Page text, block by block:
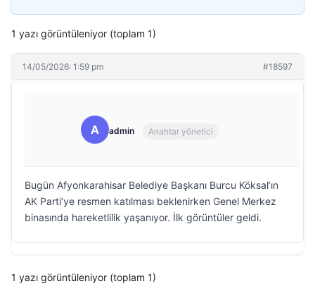
1 yazı görüntüleniyor (toplam 1)
14/05/2026: 1:59 pm #18597
A admin Anahtar yönetici
Bugün Afyonkarahisar Belediye Başkanı Burcu Köksal’ın
AK Parti’ye resmen katılması beklenirken Genel Merkez
binasında hareketlilik yaşanıyor. İlk görüntüler geldi.
1 yazı görüntüleniyor (toplam 1)